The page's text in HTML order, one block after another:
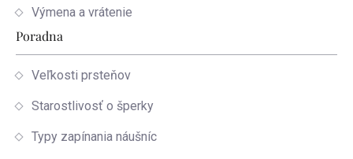
Výmena a vrátenie
Poradna
Veľkosti prsteňov
Starostlivosť o šperky
Typy zapínania náušníc